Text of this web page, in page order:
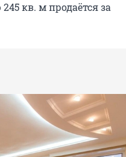
кв. м продаётся за